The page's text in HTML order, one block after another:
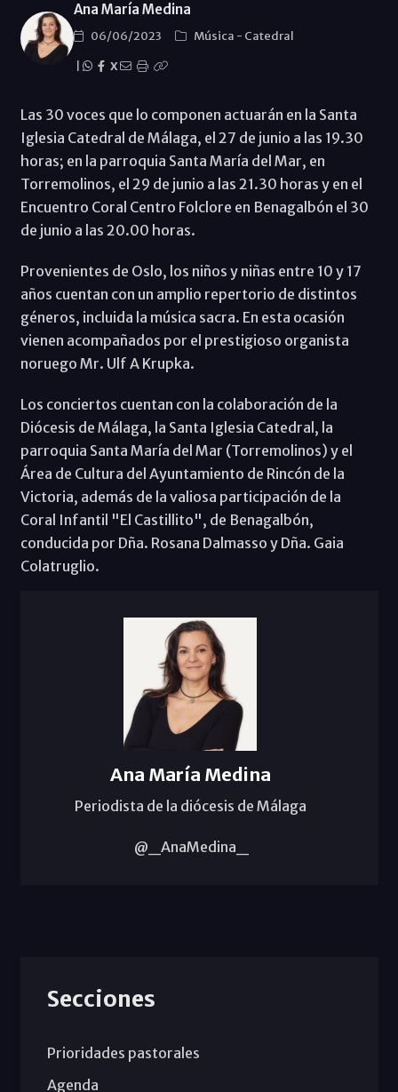
Ana María Medina
06/06/2023 Música - Catedral
X
Las 30 voces que lo componen actuarán en la Santa
Iglesia Catedral de Málaga, el 27 de junio a las 19.30
horas; en la parroquia Santa María del Mar, en
Torremolinos, el 29 de junio a las 21.30 horas y en el
Encuentro Coral Centro Folclore en Benagalbón el 30
de junio a las 20.00 horas.
Provenientes de Oslo, los niños y niñas entre 10 y 17
años cuentan con un amplio repertorio de distintos
géneros, incluida la música sacra. En esta ocasión
vienen acompañados por el prestigioso organista
noruego Mr. Ulf A Krupka.
Los conciertos cuentan con la colaboración de la
Diócesis de Málaga, la Santa Iglesia Catedral, la
parroquia Santa María del Mar (Torremolinos) y el
Área de Cultura del Ayuntamiento de Rincón de la
Victoria, además de la valiosa participación de la
Coral Infantil "El Castillito", de Benagalbón,
conducida por Dña. Rosana Dalmasso y Dña. Gaia
Colatruglio.
Ana María Medina
Periodista de la diócesis de Málaga
@_AnaMedina_
Secciones
Prioridades pastorales
Agenda